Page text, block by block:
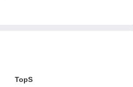
TopS